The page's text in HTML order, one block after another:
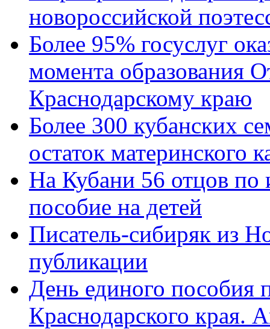
новороссийской
Более 95% госуслуг
момента образования
Краснодарскому краю
Более 300 кубанских
остаток материнского
На Кубани 56 отцов по
пособие на детей
Писатель-сибиряк из
публикации
День единого пособия
Краснодарского края.